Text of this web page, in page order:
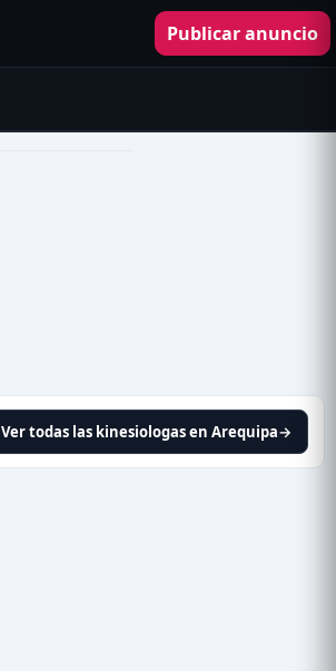
Publicar anuncio
Ver todas las kinesiologas en Arequipa→